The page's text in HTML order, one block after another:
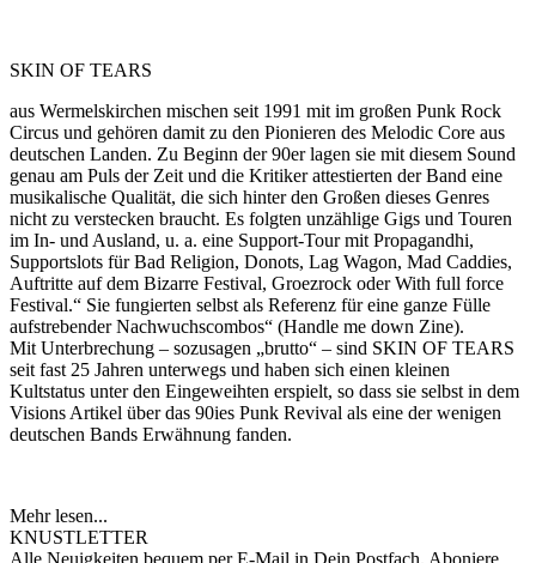
SKIN OF TEARS
aus Wermelskirchen mischen seit 1991 mit im großen Punk Rock
Circus und gehören damit zu den Pionieren des Melodic Core aus
deutschen Landen. Zu Beginn der 90er lagen sie mit diesem Sound
genau am Puls der Zeit und die Kritiker attestierten der Band eine
musikalische Qualität, die sich hinter den Großen dieses Genres
nicht zu verstecken braucht. Es folgten unzählige Gigs und Touren
im In- und Ausland, u. a. eine Support-Tour mit Propagandhi,
Supportslots für Bad Religion, Donots, Lag Wagon, Mad Caddies,
Auftritte auf dem Bizarre Festival, Groezrock oder With full force
Festival.“ Sie fungierten selbst als Referenz für eine ganze Fülle
aufstrebender Nachwuchscombos“ (Handle me down Zine).
Mit Unterbrechung – sozusagen „brutto“ – sind SKIN OF TEARS
seit fast 25 Jahren unterwegs und haben sich einen kleinen
Kultstatus unter den Eingeweihten erspielt, so dass sie selbst in dem
Visions Artikel über das 90ies Punk Revival als eine der wenigen
deutschen Bands Erwähnung fanden.
Mehr lesen...
KNUSTLETTER
Alle Neuigkeiten bequem per E-Mail in Dein Postfach. Aboniere